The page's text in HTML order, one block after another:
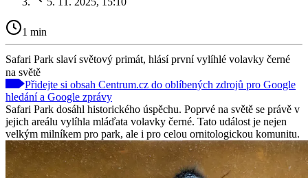
1 min
Safari Park slaví světový primát, hlásí první vylíhlé volavky černé
na světě
Přidejte si obsah Centrum.cz do oblíbených zdrojů pro Google
hledání a Google zprávy
Safari Park dosáhl historického úspěchu. Poprvé na světě se právě v
jejich areálu vylíhla mláďata volavky černé. Tato událost je nejen
velkým milníkem pro park, ale i pro celou ornitologickou komunitu.